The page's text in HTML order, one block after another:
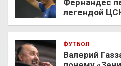
Фернандес
легендой
ФУТБОЛ
Валерий